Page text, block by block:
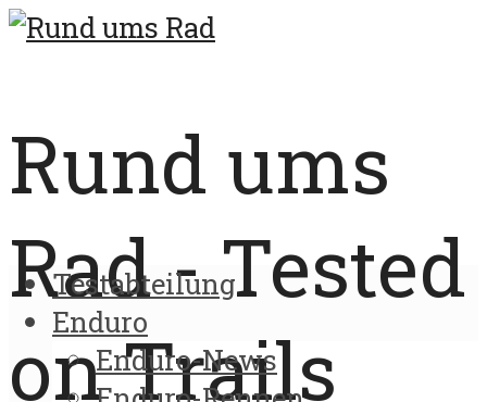
Rund ums
Rad - Tested
on Trails
Testabteilung
Enduro
Enduro-News